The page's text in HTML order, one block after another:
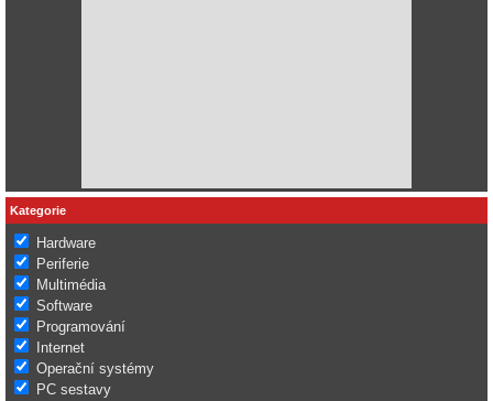
Kategorie
Hardware
Periferie
Multimédia
Software
Programování
Internet
Operační systémy
PC sestavy